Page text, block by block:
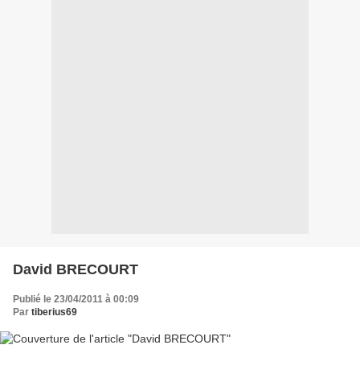
David BRECOURT
Publié le 23/04/2011 à 00:09
Par tiberius69